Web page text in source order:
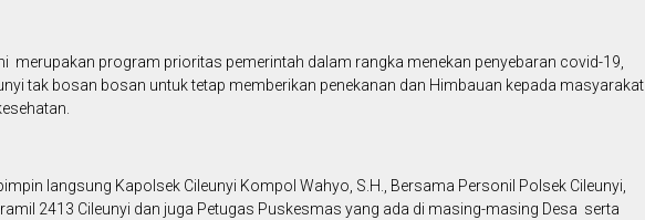
merupakan program prioritas pemerintah dalam rangka menekan penyebaran covid-19,
tak bosan bosan untuk tetap memberikan penekanan dan Himbauan kepada masyarakat
langsung Kapolsek Cileunyi Kompol Wahyo, S.H., Bersama Personil Polsek Cileunyi,
2413 Cileunyi dan juga Petugas Puskesmas yang ada di masing-masing Desa serta